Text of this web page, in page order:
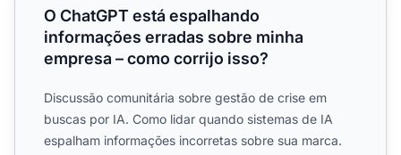
O ChatGPT está espalhando
informações erradas sobre minha
empresa – como corrijo isso?
Discussão comunitária sobre gestão de crise em
buscas por IA. Como lidar quando sistemas de IA
espalham informações incorretas sobre sua marca.